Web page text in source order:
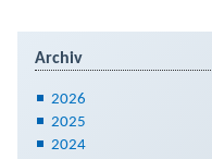
Archiv
2026
2025
2024